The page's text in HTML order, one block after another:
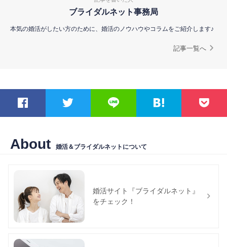
ブライダルネット事務局
本気の婚活がしたい方のために、婚活のノウハウやコラムをご紹介します♪
記事一覧へ
About 婚活＆ブライダルネットについて
婚活サイト『ブライダルネット』
をチェック！